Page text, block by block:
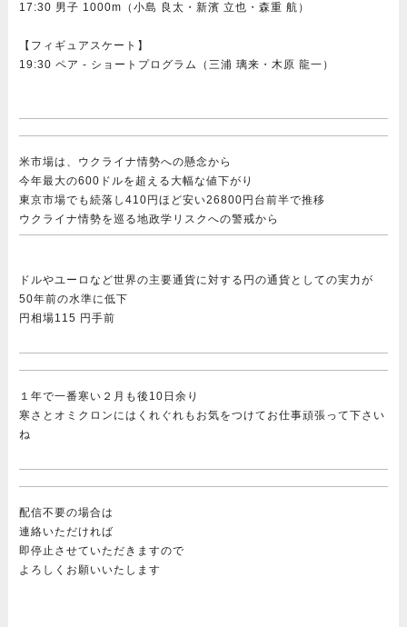
17:30 男子 1000m（小島 良太・新濱 立也・森重 航）
【フィギュアスケート】
19:30 ペア - ショートプログラム（三浦 璃来・木原 龍一）
米市場は、ウクライナ情勢への懸念から
今年最大の600ドルを超える大幅な値下がり
東京市場でも続落し410円ほど安い26800円台前半で推移
ウクライナ情勢を巡る地政学リスクへの警戒から
ドルやユーロなど世界の主要通貨に対する円の通貨としての実力が
50年前の水準に低下
円相場115 円手前
１年で一番寒い２月も後10日余り
寒さとオミクロンにはくれぐれもお気をつけてお仕事頑張って下さい
ね
配信不要の場合は
連絡いただければ
即停止させていただきますので
よろしくお願いいたします